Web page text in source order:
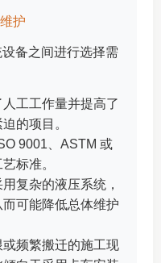
护
备之间进行选择需
工工作量并提高了
的项目。
9001、ASTM 或
标准。
复杂的液压系统，
可能降低总体维护
频繁搬迁的施工现